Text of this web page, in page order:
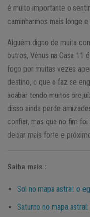
é muito importante o
caminharmos mais longe
Alguém digno de muita
outros, Vênus na Casa 11
fogo por muitas vezes
destino, o que o faz se
acabar tendo muitos
disso ainda perde
confiar, mas que no fim
deixar mais forte e
Saiba mais :
Sol no mapa astral: o
Saturno no mapa